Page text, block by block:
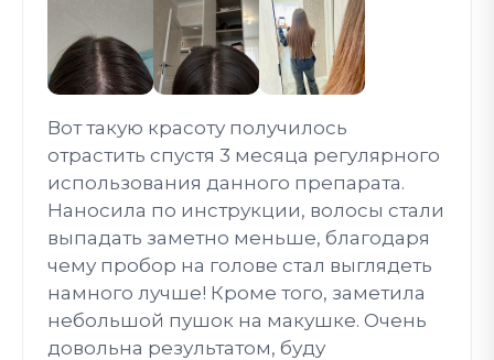
Вот такую красоту получилось
отрастить спустя 3 месяца регулярного
использования данного препарата.
Наносила по инструкции, волосы стали
выпадать заметно меньше, благодаря
чему пробор на голове стал выглядеть
намного лучше! Кроме того, заметила
небольшой пушок на макушке. Очень
довольна результатом, буду